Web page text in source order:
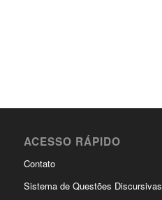
ACESSO RÁPIDO
Contato
Sistema de Questões Discursivas